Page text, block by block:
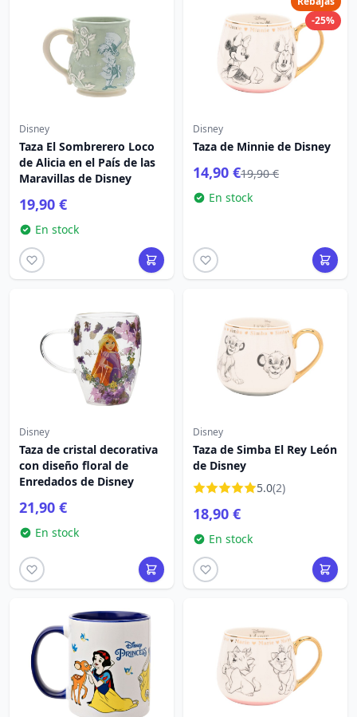
Disney
Taza El Sombrerero Loco
de Alicia en el País de las
Maravillas de Disney
19,90 €
En stock
-25%
Disney
Taza de Minnie de Disney
14,90 €19,90 €
En stock
Disney
Taza de cristal decorativa
con diseño floral de
Enredados de Disney
21,90 €
En stock
Disney
Taza de Simba El Rey León
de Disney
5.0(2)
18,90 €
En stock